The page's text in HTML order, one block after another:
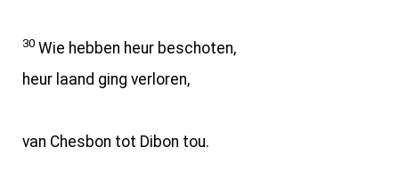
30 Wie hebben heur beschoten,
heur laand ging verloren,
van Chesbon tot Dibon tou.